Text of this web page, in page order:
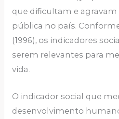
que dificultam e agravam
pública no país.
(1996), os indicadores
serem relevantes para
vida.
O indicador social que
desenvolvimento